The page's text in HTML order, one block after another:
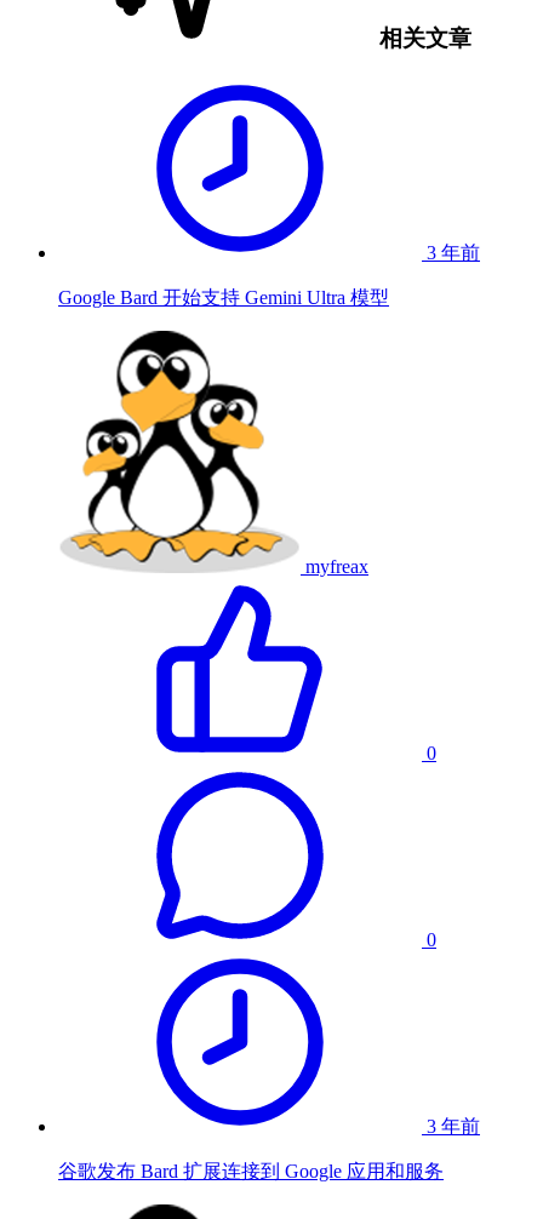
相关文章
3 年前
Google Bard 开始支持 Gemini Ultra 模型
myfreax
0
0
3 年前
谷歌发布 Bard 扩展连接到 Google 应用和服务